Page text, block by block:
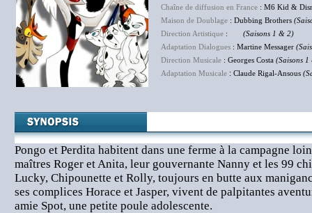
Chaîne de diffusion en France : M6 Kid &
Maison de Doublage : Dubbing Brothers
Direction Artistique :
(Saisons 1 & 2)
Adaptation Dialogues : Martine Messager
Direction Musicale : Georges Costa (Saisons
Adaptation Musicale : Claude Rigal-Ansous
Pongo et Perdita habitent dans une ferme à la campagne
maîtres Roger et Anita, leur gouvernante Nanny et les 99
Lucky, Chipounette et Rolly, toujours en butte aux
ses complices Horace et Jasper, vivent de palpitantes
amie Spot, une petite poule adolescente.